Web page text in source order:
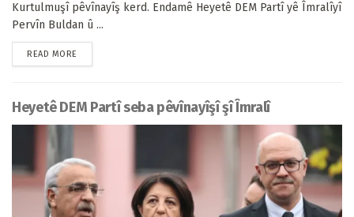
Kurtulmuşî pêvînayîş kerd. Endamê Heyetê DEM Partî yê Îmralîyî
Pervîn Buldan û ...
READ MORE
Heyetê DEM Partî seba pêvînayîşî şî Îmralî